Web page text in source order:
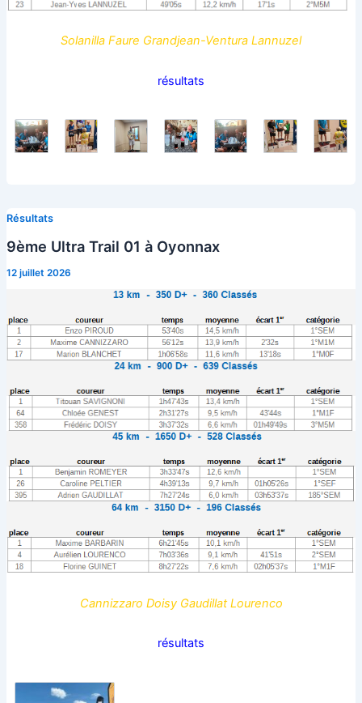
Solanilla Faure Grandjean-Ventura Lannuzel
résultats
Résultats
9ème Ultra Trail 01 à Oyonnax
12 juillet 2026
Cannizzaro Doisy Gaudillat Lourenco
résultats